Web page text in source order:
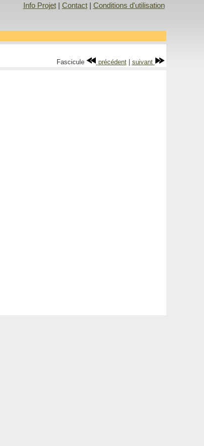
Info Projet| Contact| Conditions d'utilisation
Fascicule précédent| suivant